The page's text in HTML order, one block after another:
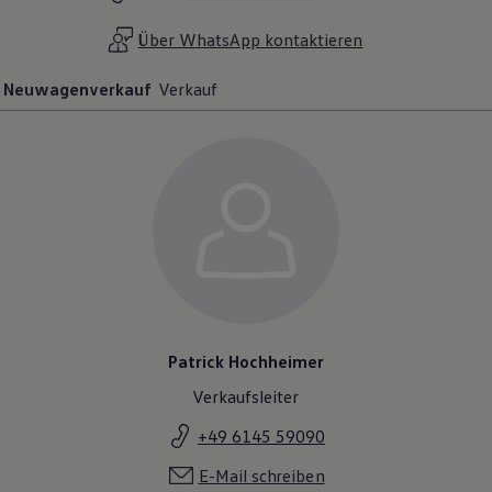
Lifestyle
Familie
Elektromobilität
Volkswagen R
Über WhatsApp kontaktieren
Neuwagenverkauf Verkauf
Patrick Hochheimer
Verkaufsleiter
+49 6145 59090
E-Mail schreiben